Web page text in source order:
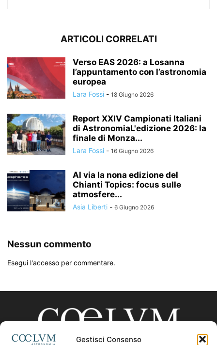
Gestisci Consenso
ARTICOLI CORRELATI
Verso EAS 2026: a Losanna
l’appuntamento con l’astronomia
europea
Lara Fossi - 18 Giugno 2026
Report XXIV Campionati Italiani
di AstronomiaL'edizione 2026: la
finale di Monza...
Lara Fossi - 16 Giugno 2026
Al via la nona edizione del
Chianti Topics: focus sulle
atmosfere...
Asia Liberti - 6 Giugno 2026
Nessun commento
Esegui l'accesso per commentare.